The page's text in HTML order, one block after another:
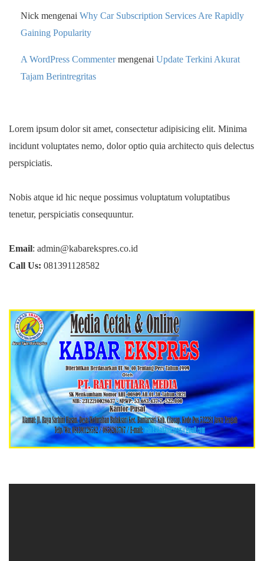
Nick mengenai Why Car Subscription Services Are Rapidly
Gaining Popularity
A WordPress Commentermengenai Update Terkini Akurat
Tajam Berintregritas
Lorem ipsum dolor sit amet, consectetur adipisicing elit. Minima
incidunt voluptates nemo, dolor optio quia architecto quis delectus
perspiciatis.
Nobis atque id hic neque possimus voluptatum voluptatibus
tenetur, perspiciatis consequuntur.
Email: admin@kabarekspres.co.id
Call Us: 081391128582